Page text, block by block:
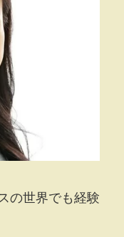
の世界でも経験